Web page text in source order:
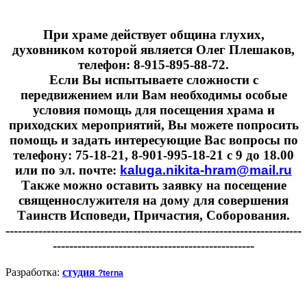
При храме действует община глухих,
духовником которой является Олег Плешаков,
телефон: 8-915-895-88-72.
Если Вы испытываете сложности с
передвижением или Вам необходимы особые
условия помощь для посещения храма и
приходских мероприятий, Вы можете попросить
помощь и задать интересующие Вас вопросы по
телефону: 75-18-21, 8-901-995-18-21 с 9 до 18.00
или по эл. почте: kaluga.nikita-hram@mail.ru
Также можно оставить заявку на посещение
священнослужителя на дому для совершения
Таинств Исповеди, Причастия, Соборования.
------------------------------------------------------------------------
-------------------------------------------------
Разработка: студия ?terna